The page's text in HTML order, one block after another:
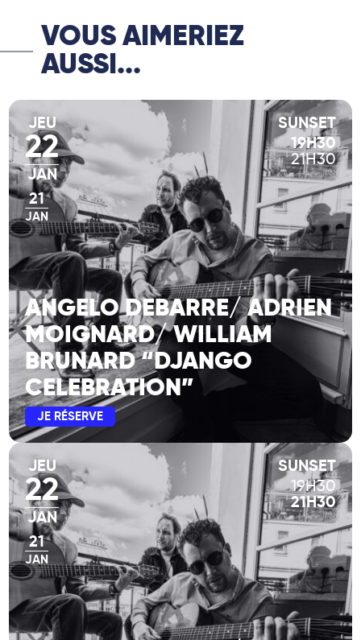
génération.
VOUS AIMERIEZ
AUSSI...
JEU
22
JAN
21
JAN
SUNSET
19H30
21H30
ANGELO DEBARRE/ ADRIEN
MOIGNARD/ WILLIAM
BRUNARD “DJANGO
CELEBRATION”
JE RÉSERVE
JEU
22
JAN
21
JAN
SUNSET
19H30
21H30